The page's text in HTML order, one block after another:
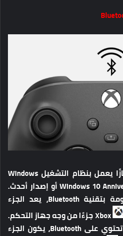
تتطلب تقنية Bluetooth جهازًا يعمل بنظام التشغيل Windows
يقوم بتشغيل Windows 10 Anniversary Update أو إصدار أحدث.
في وحدات التحكم المدعومة بتقنية Bluetooth، يعد الجزء
Xbox جزءًا من وجه جهاز التحكم.
في وحدات التحكم التي لا تحتوي على Bluetooth، يكون الجزء